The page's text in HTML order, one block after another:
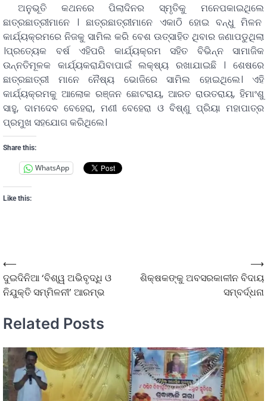
ଅନୁଭୂତି କଥନରେ ପିଲାଦିନର ସ୍ମୃତିକୁ ମନେପକାଇଥିଲେ
ଛାତ୍ରଛାତ୍ରୀମାନେ । ଛାତ୍ରଛାତ୍ରୀମାନେ ଏକାଠି ହୋଇ ବନ୍ଧୁ ମିଳନ
କାର୍ଯ୍ୟକ୍ରମରେ ନିଜକୁ ସାମିଲ କରି ବେଶ ଊତ୍ସାହିତ ଥିବାର ଜଣାପଡୁଥିଲା
।ପ୍ରତ୍ୟେକ ବର୍ଷ ଏହିପରି କାର୍ଯ୍ୟକ୍ରମ ସହିତ ବିଭିନ୍ନ ସାମାଜିକ
ଉନ୍ନତିମୂଳକ କାର୍ଯ୍ୟକରାଯିବାପାଇଁ ଲକ୍ଷ୍ୟ ରଖାଯାଇଛି । ଶେଷରେ
ଛାତ୍ରଛାତ୍ରୀ ମାନେ ନୈଷ୍ୟ ଭୋଜିରେ ସାମିଲ ହୋଇଥିଲେ। ଏହି
କାର୍ଯ୍ୟକ୍ରମକୁ ଆଲୋକ ରଞ୍ଜନ ଛୋଟରାୟ, ଆରତ ରାଉତରାୟ, ହିମାଂଶୁ
ସାହୁ, ଦାମଦେବ ବେହେରା, ମଣୀ ବେହେରା ଓ ବିଷ୍ଣୁ ପ୍ରିୟା ମହାପାତ୍ର
ପ୍ରମୁଖ ସହଯୋଗ କରିଥିଲେ।
Share this:
WhatsApp
Like this:
⟵
ଦୁଇଦିନିଆ ‘ବିଶ୍ୱ ଅଭିବୃଦ୍ଧି ଓ
ନିଯୁକ୍ତି ସମ୍ମିଳନୀ’ ଆରମ୍ଭ
ଶିକ୍ଷକଙ୍କୁ ଅବସରକାଳୀନ ବିଦାୟ
ସମ୍ବର୍ଦ୍ଧନା
⟶
Related Posts